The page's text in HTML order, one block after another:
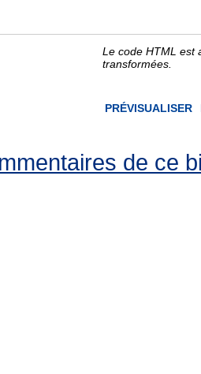
Le code HTML est
transformées.
de ce